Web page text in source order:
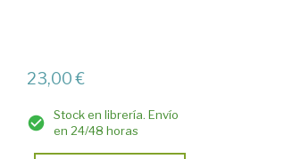
23,00 €
Stock en librería. Envío
en 24/48 horas